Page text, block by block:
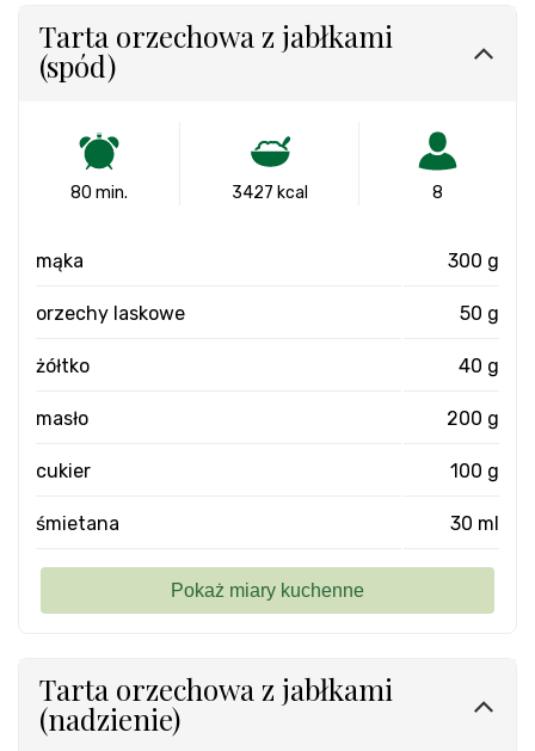
Tarta orzechowa z jabłkami
(spód)
80 min. 3427 kcal 8
mąka 300 g
orzechy laskowe 50 g
żółtko 40 g
masło 200 g
cukier 100 g
śmietana 30 ml
Tarta orzechowa z jabłkami
(nadzienie)